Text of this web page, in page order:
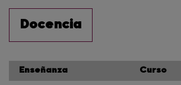
Docencia
Enseñanza Curso